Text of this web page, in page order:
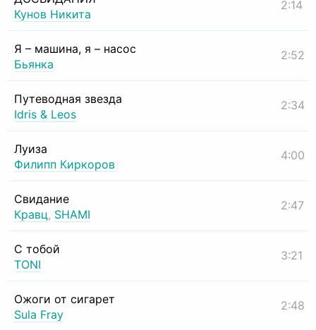
Кунов Никита
2:14
Я – машина, я – насос
Бьянка
2:52
Путеводная звезда
Idris & Leos
2:34
Луиза
Филипп Киркоров
4:00
Свидание
Кравц, SHAMI
2:47
С тобой
TONI
3:21
Ожоги от сигарет
Sula Fray
2:48